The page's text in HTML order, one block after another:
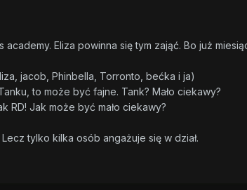
Eliza powinna się tym zająć. Bo już
jacob, Phinbella, Torronto, bećka i ja)
to może być fajne. Tank? Mało ciekawy?
RD! Jak może być mało ciekawy?
tylko kilka osób angażuje się w dział.